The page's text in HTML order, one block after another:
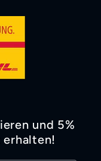
und 5%